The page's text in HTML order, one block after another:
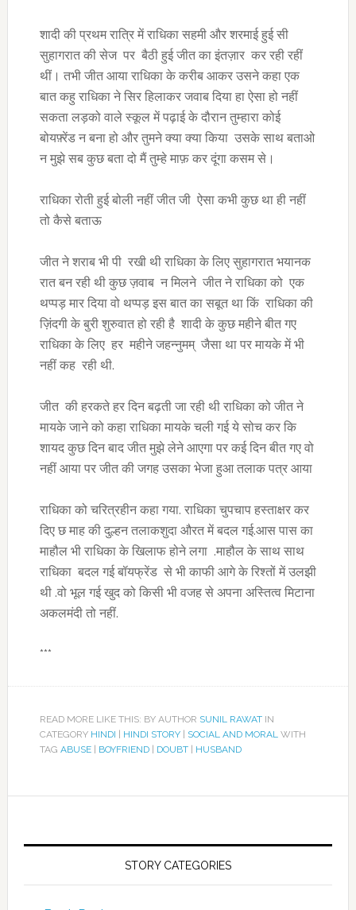
शादी की प्रथम रात्रि में राधिका सहमी और शरमाई हुई सी
सुहागरात की सेज पर बैठी हुई जीत का इंतज़ार कर रही रहीं
थीं। तभी जीत आया राधिका के करीब आकर उसने कहा एक
बात कहु राधिका ने सिर हिलाकर जवाब दिया हा ऐसा हो नहीं
सकता लड़को वाले स्कूल में पढ़ाई के दौरान तुम्हारा कोई
बोयफ़्रेंड न बना हो और तुमने क्या क्या किया उसके साथ बताओ
न मुझे सब कुछ बता दो मैं तुम्हे माफ़ कर दूंगा कसम से।
राधिका रोती हुई बोली नहीं जीत जी ऐसा कभी कुछ था ही नहीं
तो कैसे बताऊ
जीत ने शराब भी पी रखी थी राधिका के लिए सुहागरात भयानक
रात बन रही थी कुछ ज़वाब न मिलने जीत ने राधिका को एक
थप्पड़ मार दिया वो थप्पड़ इस बात का सबूत था किं राधिका की
ज़िंदगी के बुरी शुरुवात हो रही है शादी के कुछ महीने बीत गए
राधिका के लिए हर महीने जहन्नुमम् जैसा था पर मायके में भी
नहीं कह रही थी.
जीत की हरकते हर दिन बढ़ती जा रही थी राधिका को जीत ने
मायके जाने को कहा राधिका मायके चली गई ये सोच कर कि
शायद कुछ दिन बाद जीत मुझे लेने आएगा पर कई दिन बीत गए वो
नहीं आया पर जीत की जगह उसका भेजा हुआ तलाक पत्र आया
राधिका को चरित्रहीन कहा गया. राधिका चुपचाप हस्ताक्षर कर
दिए छ माह की दुल्हन तलाकशुदा औरत में बदल गई.आस पास का
माहौल भी राधिका के खिलाफ होने लगा .माहौल के साथ साथ
राधिका बदल गई बॉयफ्रेंड से भी काफी आगे के रिश्तों में उलझी
थी .वो भूल गई खुद को किसी भी वजह से अपना अस्तित्व मिटाना
अकलमंदी तो नहीं.
***
READ MORE LIKE THIS: BY AUTHOR SUNIL RAWATIN
CATEGORY HINDI | HINDI STORY| SOCIAL AND MORAL WITH
TAG ABUSE| BOYFRIEND| DOUBT| HUSBAND
STORY CATEGORIES